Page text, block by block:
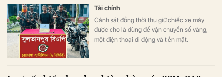
Tài chính
Cảnh sát đồng thời thu giữ chiếc xe máy
được cho là dùng để vận chuyển số vàng,
một điện thoại di động và tiền mặt.